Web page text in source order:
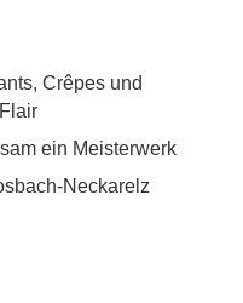
Crêpes und
ein Meisterwerk
Neckarelz